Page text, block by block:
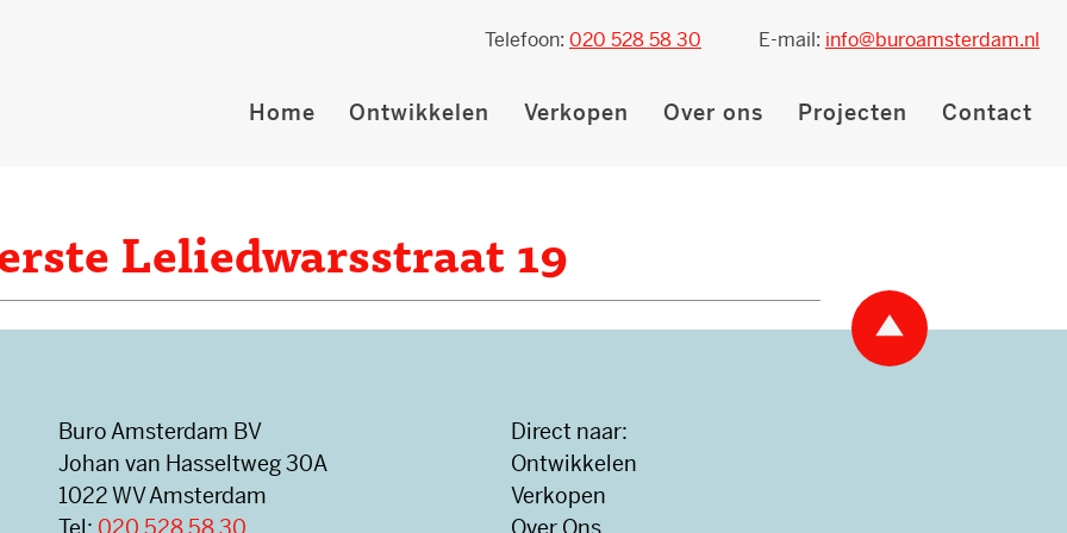
Telefoon: 020 528 58 30 E-mail: info@buroamsterdam.nl
Home Ontwikkelen Verkopen Over ons Projecten Contact
Leliedwarsstraat 19
Buro Amsterdam BV
Johan van Hasseltweg 30A
1022 WV Amsterdam
Direct naar:
Ontwikkelen
Verkopen